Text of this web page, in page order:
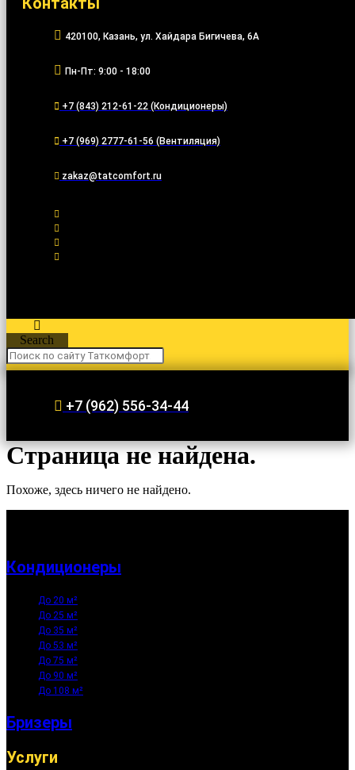
420100, Казань, ул. Хайдара Бигичева, 6А
Пн-Пт: 9:00 - 18:00
+7 (843) 212-61-22 (Кондиционеры)
+7 (969) 2777-61-56 (Вентиляция)
zakaz@tatcomfort.ru
Search
+7 (962) 556-34-44
Страница не найдена.
Похоже, здесь ничего не найдено.
Кондиционеры
До 20 м²
До 25 м²
До 35 м²
До 53 м²
До 75 м²
До 90 м²
До 108 м²
Бризеры
Услуги